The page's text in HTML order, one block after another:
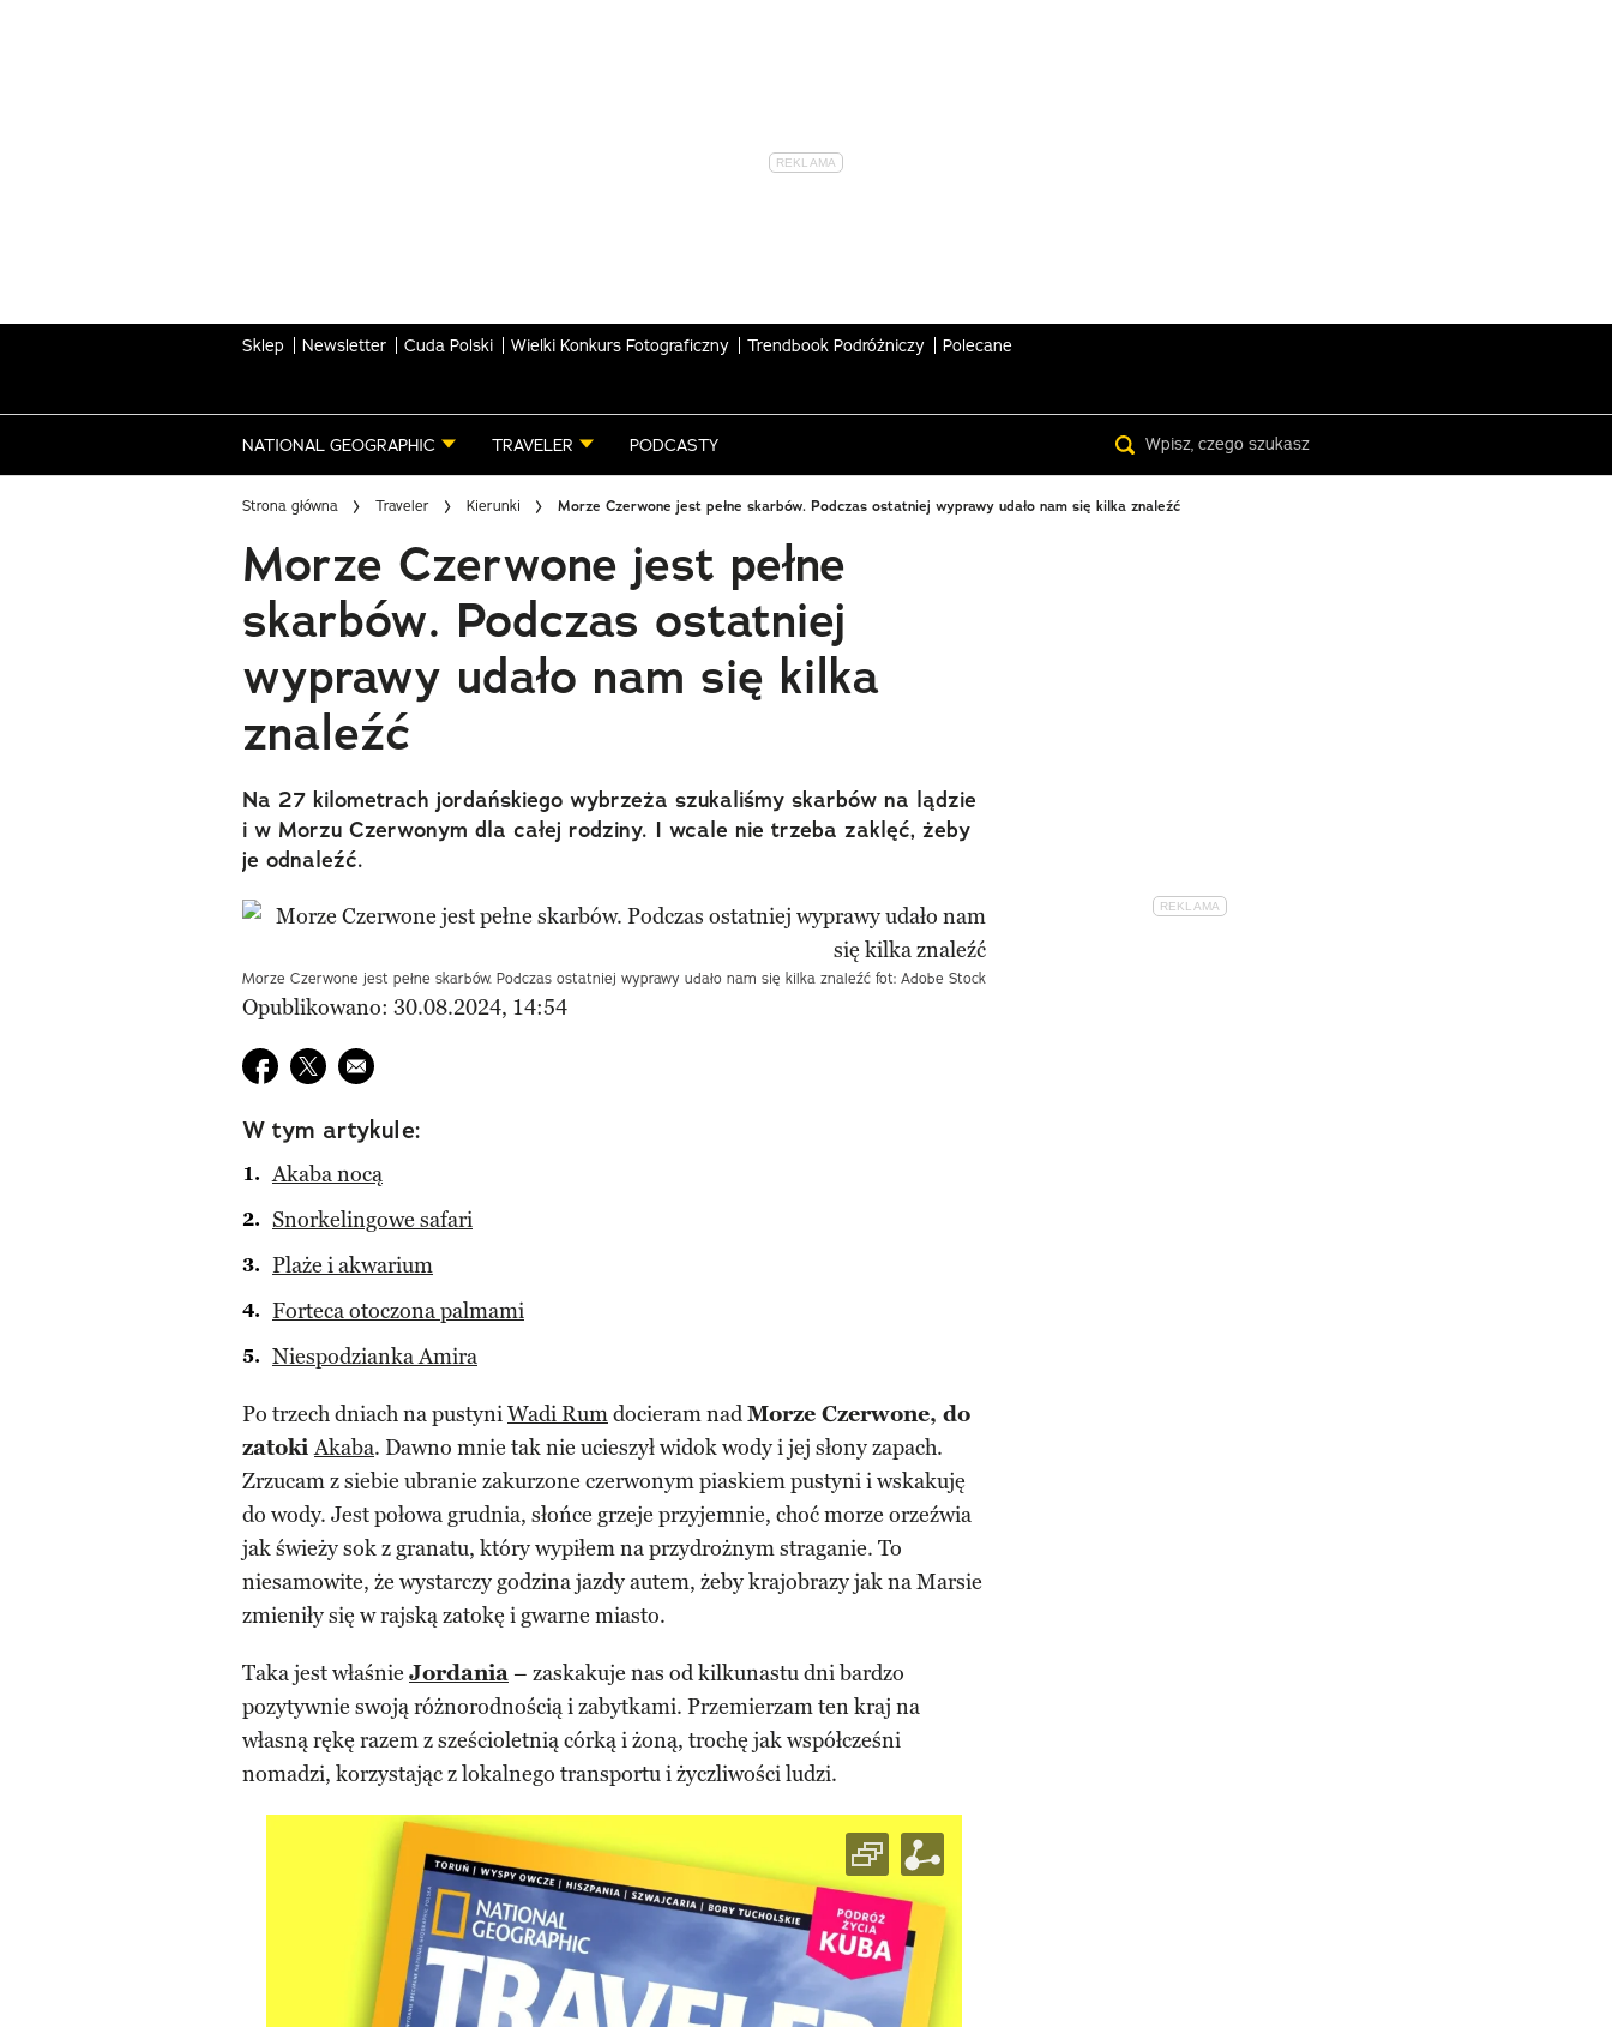
Sklep Newsletter Cuda Polski Wielki Konkurs Fotograficzny Trendbook Podróżniczy Polecane
NATIONAL GEOGRAPHIC TRAVELER PODCASTY
Strona główna Traveler Kierunki Morze Czerwone jest pełne skarbów. Podczas ostatniej wyprawy udało nam się kilka znaleźć
Morze Czerwone jest pełne
skarbów. Podczas ostatniej
wyprawy udało nam się kilka
znaleźć
Na 27 kilometrach jordańskiego wybrzeża szukaliśmy skarbów na lądzie
i w Morzu Czerwonym dla całej rodziny. I wcale nie trzeba zaklęć, żeby
je odnaleźć.
Morze Czerwone jest pełne skarbów. Podczas ostatniej wyprawy udało nam się kilka znaleźć fot: Adobe Stock
Opublikowano: 30.08.2024, 14:54
Udostępnij na facebook
Udostępnij na twitter
E-mail do przyjaciela
W tym artykule:
Akaba nocą
Snorkelingowe safari
Plaże i akwarium
Forteca otoczona palmami
Niespodzianka Amira
Po trzech dniach na pustyniWadi Rumdocieram nadMorze Czerwone, do
zatokiAkaba. Dawno mnie tak nie ucieszył widok wody i jej słony zapach.
Zrzucam z siebie ubranie zakurzone czerwonym piaskiem pustyni i wskakuję
do wody. Jest połowa grudnia, słońce grzeje przyjemnie, choć morze orzeźwia
jak świeży sok z granatu, który wypiłem na przydrożnym straganie. To
niesamowite, że wystarczy godzina jazdy autem, żeby krajobrazy jak na Marsie
zmieniły się w rajską zatokę i gwarne miasto.
Taka jest właśnie Jordania– zaskakuje nas od kilkunastu dni bardzo
pozytywnie swoją różnorodnością i zabytkami. Przemierzam ten kraj na
własną rękę razem z sześcioletnią córką i żoną, trochę jak współcześni
nomadzi, korzystając z lokalnego transportu i życzliwości ludzi.